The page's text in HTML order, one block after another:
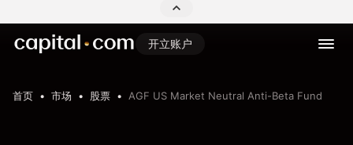
开立账户
首页 市场 股票 AGF US Market Neutral Anti-Beta Fund